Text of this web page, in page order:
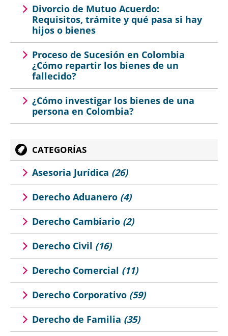
Divorcio de Mutuo Acuerdo:
Requisitos, trámite y qué pasa si hay
hijos o bienes
Proceso de Sucesión en Colombia
¿Cómo repartir los bienes de un
fallecido?
¿Cómo investigar los bienes de una
persona en Colombia?
CATEGORÍAS
Asesoria Jurídica (26)
Derecho Aduanero (4)
Derecho Cambiario (2)
Derecho Civil (16)
Derecho Comercial (11)
Derecho Corporativo (59)
Derecho de Familia (35)